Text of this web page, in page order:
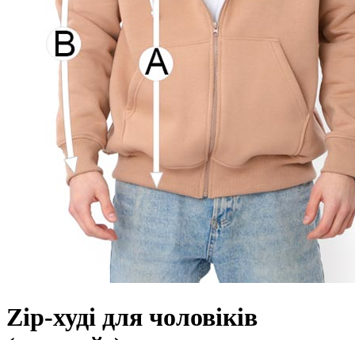
Zip-худі для чоловіків